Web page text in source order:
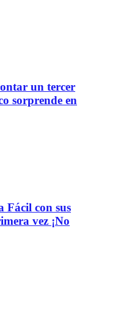
un tercer
sorprende en
Fácil con sus
vez ¡No